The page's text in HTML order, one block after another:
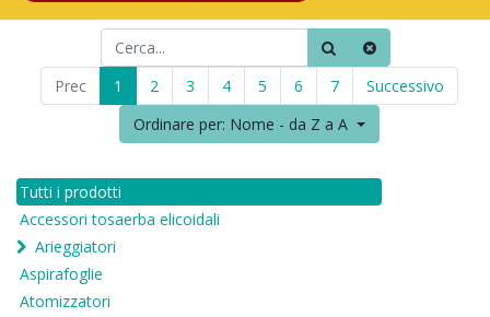
Prec 1 2 3 4 5 6 7
Successivo
Ordinare per: Nome - da Z a A
Tutti i prodotti
Accessori tosaerba elicoidali
Arieggiatori
Aspirafoglie
Atomizzatori